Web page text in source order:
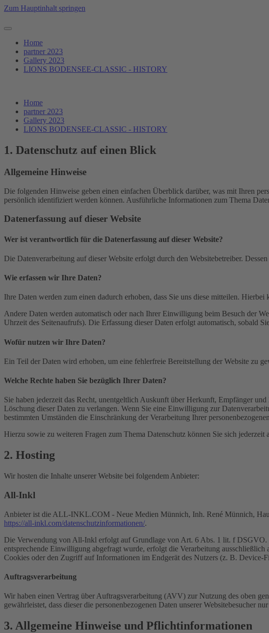
Zum Hauptinhalt springen
Home
partner 2023
Gallery 2023
LIONS BODENSEE-CLASSIC - HISTORY
Home
partner 2023
Gallery 2023
LIONS BODENSEE-CLASSIC - HISTORY
1. Datenschutz auf einen Blick
Allgemeine Hinweise
Die folgenden Hinweise geben einen einfachen Überblick darüber, was mit Ihren
persönlich identifiziert werden können. Ausführliche Informationen zum Thema
Datenerfassung auf dieser Website
Wer ist verantwortlich für die Datenerfassung auf dieser Website?
Die Datenverarbeitung auf dieser Website erfolgt durch den Websitebetreiber.
Wie erfassen wir Ihre Daten?
Ihre Daten werden zum einen dadurch erhoben, dass Sie uns diese mitteilen.
Andere Daten werden automatisch oder nach Ihrer Einwilligung beim Besuch der
Uhrzeit des Seitenaufrufs). Die Erfassung dieser Daten erfolgt automatisch, sobald
Wofür nutzen wir Ihre Daten?
Ein Teil der Daten wird erhoben, um eine fehlerfreie Bereitstellung der Website zu
Welche Rechte haben Sie bezüglich Ihrer Daten?
Sie haben jederzeit das Recht, unentgeltlich Auskunft über Herkunft, Empfänger
Löschung dieser Daten zu verlangen. Wenn Sie eine Einwilligung zur
bestimmten Umständen die Einschränkung der Verarbeitung Ihrer
Hierzu sowie zu weiteren Fragen zum Thema Datenschutz können Sie sich jederzeit
2. Hosting
Wir hosten die Inhalte unserer Website bei folgendem Anbieter:
All-Inkl
Anbieter ist die ALL-INKL.COM - Neue Medien Münnich, Inh. René Münnich,
https://all-inkl.com/datenschutzinformationen/.
Die Verwendung von All-Inkl erfolgt auf Grundlage von Art. 6 Abs. 1 lit. f DSGVO.
entsprechende Einwilligung abgefragt wurde, erfolgt die Verarbeitung
Cookies oder den Zugriff auf Informationen im Endgerät des Nutzers (z. B.
Auftragsverarbeitung
Wir haben einen Vertrag über Auftragsverarbeitung (AVV) zur Nutzung des oben
gewährleistet, dass dieser die personenbezogenen Daten unserer Websitebesucher
3. Allgemeine Hinweise und Pflicht­informationen